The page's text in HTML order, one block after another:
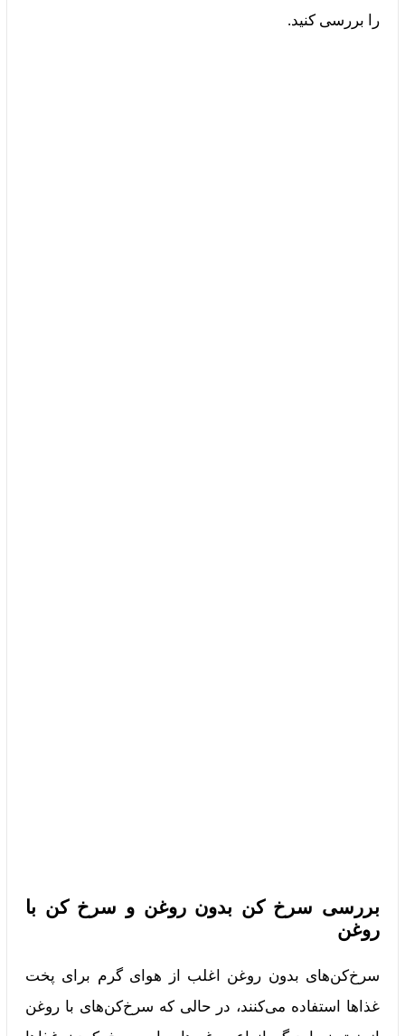
را بررسی کنید.
بررسی سرخ کن بدون روغن و سرخ کن با
روغن
سرخ‌کن‌های بدون روغن اغلب از هوای گرم برای پخت
غذاها استفاده می‌کنند، در حالی که سرخ‌کن‌های با روغن